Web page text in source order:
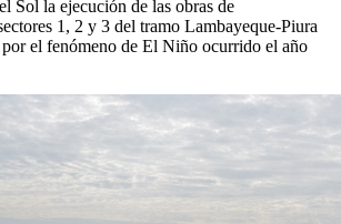
Sol la ejecución de las obras de
1, 2 y 3 del tramo Lambayeque-Piura
el fenómeno de El Niño ocurrido el año